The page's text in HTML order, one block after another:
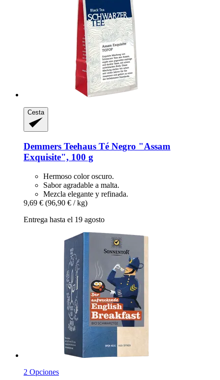
Cesta
Demmers Teehaus Té Negro "Assam
Exquisite", 100 g
Hermoso color oscuro.
Sabor agradable a malta.
Mezcla elegante y refinada.
9,69 € (96,90 € / kg)
Entrega hasta el 19 agosto
2 Opciones